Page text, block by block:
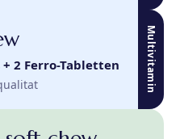
+ 2 Ferro-Tabletten Multivitamin